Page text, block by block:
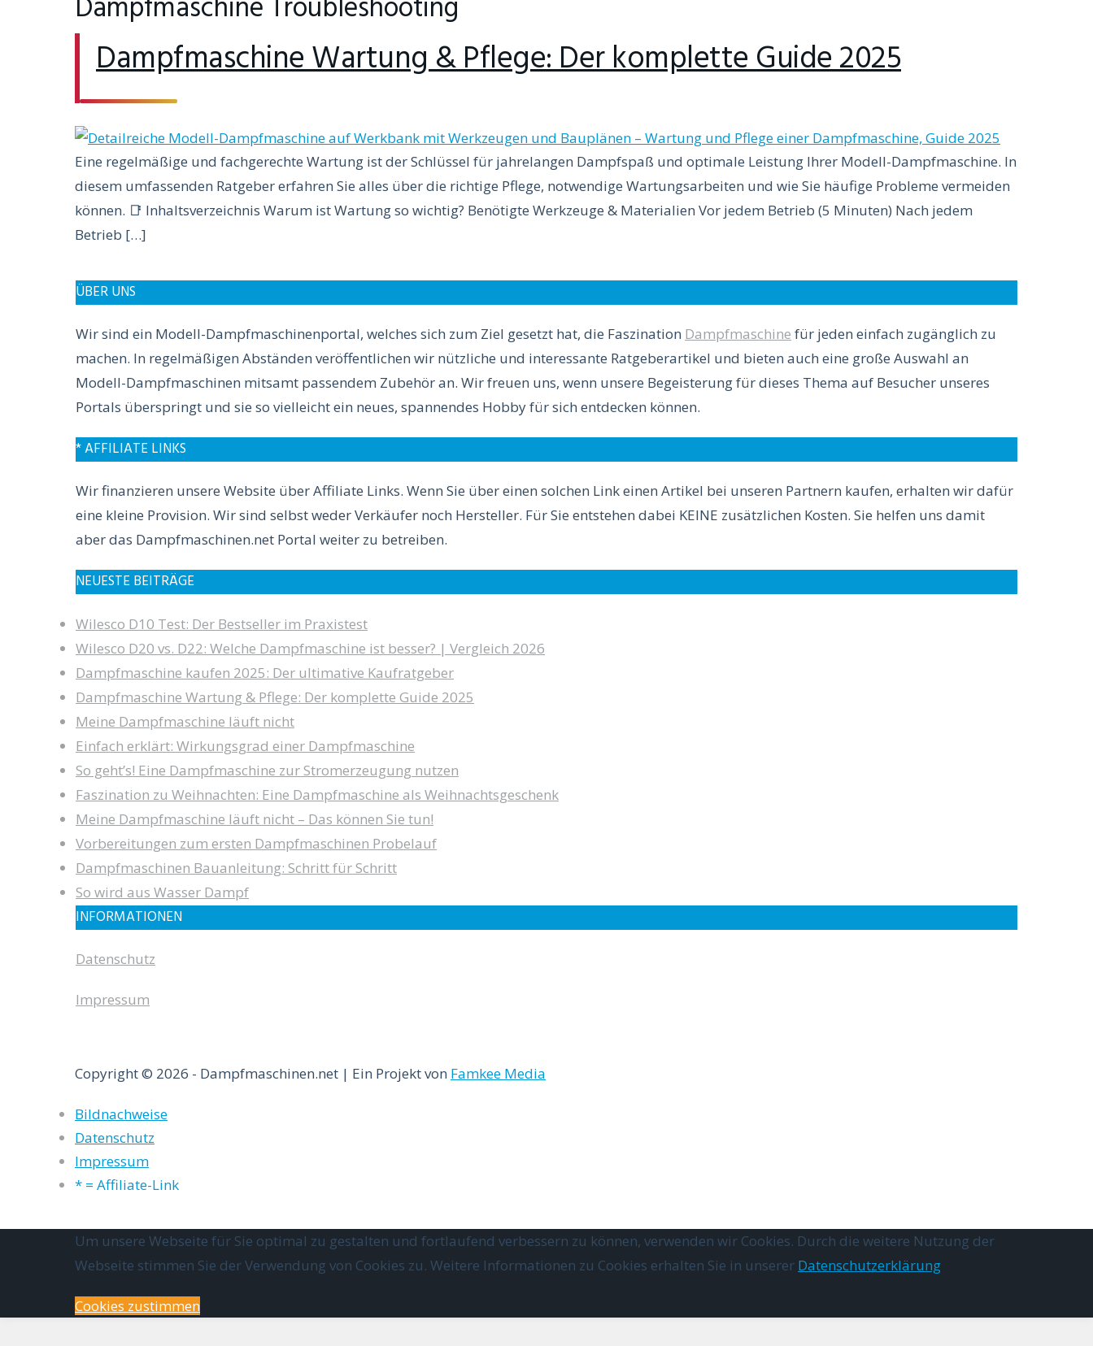
Dampfmaschine Troubleshooting
Dampfmaschine Wartung & Pflege: Der komplette Guide 2025
Eine regelmäßige und fachgerechte Wartung ist der Schlüssel für jahrelangen Dampfspaß und optimale Leistung Ihrer Modell-Dampfmaschine. In
diesem umfassenden Ratgeber erfahren Sie alles über die richtige Pflege, notwendige Wartungsarbeiten und wie Sie häufige Probleme vermeiden
können. 📑 Inhaltsverzeichnis Warum ist Wartung so wichtig? Benötigte Werkzeuge & Materialien Vor jedem Betrieb (5 Minuten) Nach jedem
Betrieb […]
ÜBER UNS
Wir sind ein Modell-Dampfmaschinenportal, welches sich zum Ziel gesetzt hat, die Faszination Dampfmaschine für jeden einfach zugänglich zu
machen. In regelmäßigen Abständen veröffentlichen wir nützliche und interessante Ratgeberartikel und bieten auch eine große Auswahl an
Modell-Dampfmaschinen mitsamt passendem Zubehör an. Wir freuen uns, wenn unsere Begeisterung für dieses Thema auf Besucher unseres
Portals überspringt und sie so vielleicht ein neues, spannendes Hobby für sich entdecken können.
* AFFILIATE LINKS
Wir finanzieren unsere Website über Affiliate Links. Wenn Sie über einen solchen Link einen Artikel bei unseren Partnern kaufen, erhalten wir dafür
eine kleine Provision. Wir sind selbst weder Verkäufer noch Hersteller. Für Sie entstehen dabei KEINE zusätzlichen Kosten. Sie helfen uns damit
aber das Dampfmaschinen.net Portal weiter zu betreiben.
NEUESTE BEITRÄGE
Wilesco D10 Test: Der Bestseller im Praxistest
Wilesco D20 vs. D22: Welche Dampfmaschine ist besser? | Vergleich 2026
Dampfmaschine kaufen 2025: Der ultimative Kaufratgeber
Dampfmaschine Wartung & Pflege: Der komplette Guide 2025
Meine Dampfmaschine läuft nicht
Einfach erklärt: Wirkungsgrad einer Dampfmaschine
So geht’s! Eine Dampfmaschine zur Stromerzeugung nutzen
Faszination zu Weihnachten: Eine Dampfmaschine als Weihnachtsgeschenk
Meine Dampfmaschine läuft nicht – Das können Sie tun!
Vorbereitungen zum ersten Dampfmaschinen Probelauf
Dampfmaschinen Bauanleitung: Schritt für Schritt
So wird aus Wasser Dampf
INFORMATIONEN
Datenschutz
Impressum
Copyright © 2026 - Dampfmaschinen.net | Ein Projekt von Famkee Media
Bildnachweise
Datenschutz
Impressum
* = Affiliate-Link
Um unsere Webseite für Sie optimal zu gestalten und fortlaufend verbessern zu können, verwenden wir Cookies. Durch die weitere Nutzung der
Webseite stimmen Sie der Verwendung von Cookies zu. Weitere Informationen zu Cookies erhalten Sie in unserer Datenschutzerklärung
Cookies zustimmen